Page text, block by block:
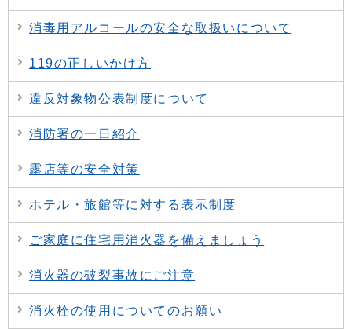
消毒用アルコールの安全な取扱いについて
119の正しいかけ方
違反対象物公表制度について
消防署の一日紹介
露店等の安全対策
ホテル・旅館等に対する表示制度
ご家庭に住宅用消火器を備えましょう
消火器の破裂事故にご注意
消火栓の使用についてのお願い